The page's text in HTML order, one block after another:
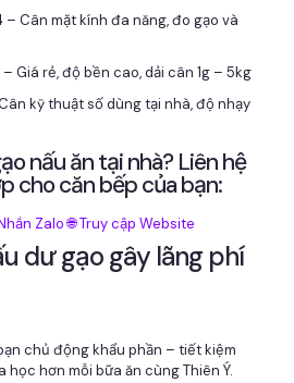
– Cân mặt kính đa năng, đo gạo và
– Giá rẻ, độ bền cao, dải cân 1g – 5kg
kỹ thuật số dùng tại nhà, độ nhạy
nấu ăn tại nhà? Liên hệ
cho căn bếp của bạn:
Zalo🌐 Truy cập Website
dư gạo gây lãng phí
chủ động khẩu phần – tiết kiệm
hơn mỗi bữa ăn cùng Thiên Ý.